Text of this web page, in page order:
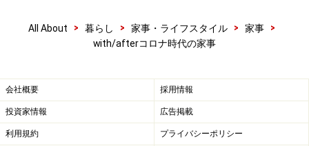
しかし有事にも装飾に固執すべきなのか？ 実にそのこ
とによって家事に疲弊している向きも実際あるのではな
家事の「ニューノーマル（新常態）」を求
All About > 暮らし > 家事・ライフスタイル > 家事
>
with/afterコロナ時代の家事
会社概要 採用情報
投資家情報 広告掲載
利用規約 プライバシーポリシー